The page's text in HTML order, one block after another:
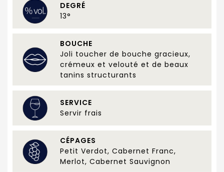
DEGRÉ
13°
BOUCHE
Joli toucher de bouche gracieux,
crémeux et velouté et de beaux
tanins structurants
SERVICE
Servir frais
CÉPAGES
Petit Verdot, Cabernet Franc,
Merlot, Cabernet Sauvignon